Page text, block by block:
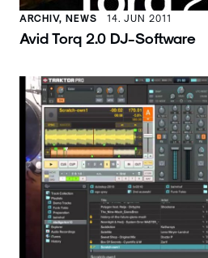
ARCHIV, NEWS 14. JUN 2011
Avid Torq 2.0 DJ-Software